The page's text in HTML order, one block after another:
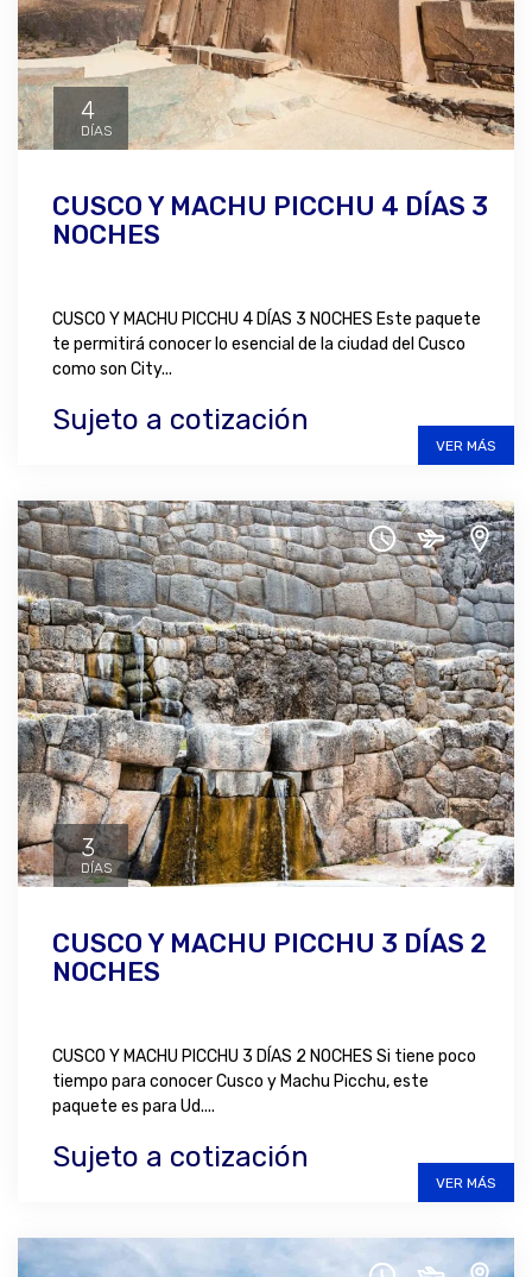
4
DÍAS
CUSCO Y MACHU PICCHU 4 DÍAS 3
NOCHES
CUSCO Y MACHU PICCHU 4 DÍAS 3 NOCHES Este paquete
te permitirá conocer lo esencial de la ciudad del Cusco
como son City...
Sujeto a cotización
VER MÁS
3
DÍAS
CUSCO Y MACHU PICCHU 3 DÍAS 2
NOCHES
CUSCO Y MACHU PICCHU 3 DÍAS 2 NOCHES Si tiene poco
tiempo para conocer Cusco y Machu Picchu, este
paquete es para Ud....
Sujeto a cotización
VER MÁS